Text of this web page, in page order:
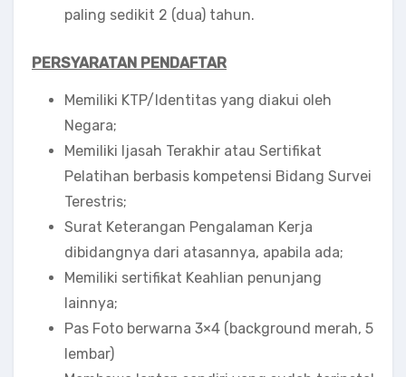
paling sedikit 2 (dua) tahun.
PERSYARATAN PENDAFTAR
Memiliki KTP/Identitas yang diakui oleh
Negara;
Memiliki Ijasah Terakhir atau Sertifikat
Pelatihan berbasis kompetensi Bidang Survei
Terestris;
Surat Keterangan Pengalaman Kerja
dibidangnya dari atasannya, apabila ada;
Memiliki sertifikat Keahlian penunjang
lainnya;
Pas Foto berwarna 3×4 (background merah, 5
lembar)